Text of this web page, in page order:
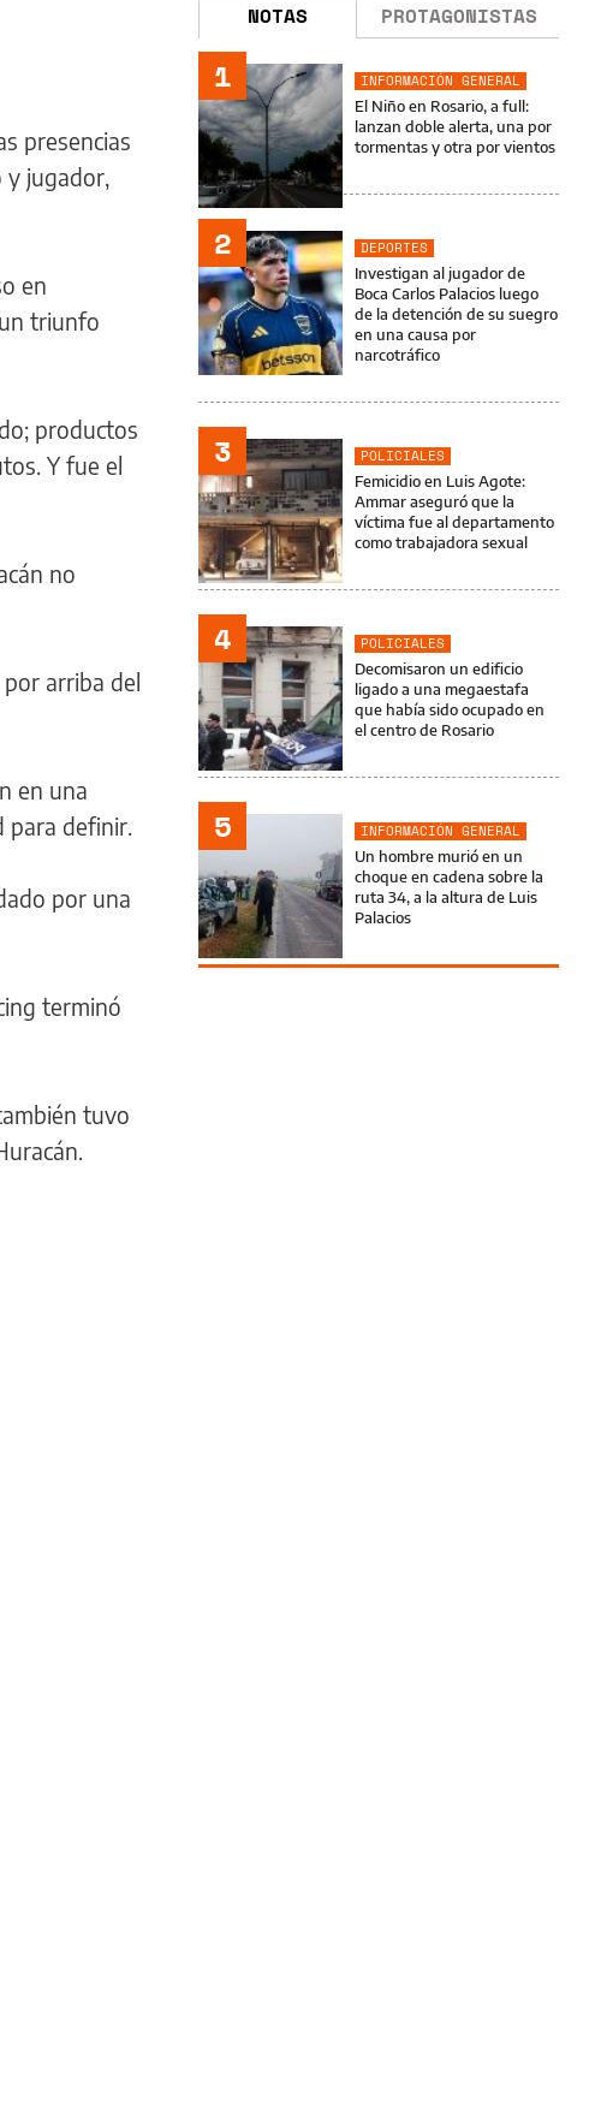
presencias
jugador,
en
triunfo
productos
Y fue el
no
arriba del
en una
para definir.
por una
terminó
tuvo
NOTAS PROTAGONISTAS
1
INFORMACIÓN GENERAL
El Niño en Rosario, a full:
lanzan doble alerta, una por
tormentas y otra por vientos
2
DEPORTES
Investigan al jugador de
Boca Carlos Palacios luego
de la detención de su suegro
en una causa por
narcotráfico
3
POLICIALES
Femicidio en Luis Agote:
Ammar aseguró que la
víctima fue al departamento
como trabajadora sexual
4
POLICIALES
Decomisaron un edificio
ligado a una megaestafa
que había sido ocupado en
el centro de Rosario
5
INFORMACIÓN GENERAL
Un hombre murió en un
choque en cadena sobre la
ruta 34, a la altura de Luis
Palacios